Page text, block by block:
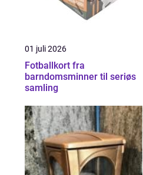
01 juli 2026
Fotballkort fra
barndomsminner til seriøs
samling